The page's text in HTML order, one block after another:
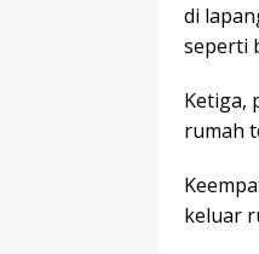
di
seperti
Ketiga,
rumah
keluar